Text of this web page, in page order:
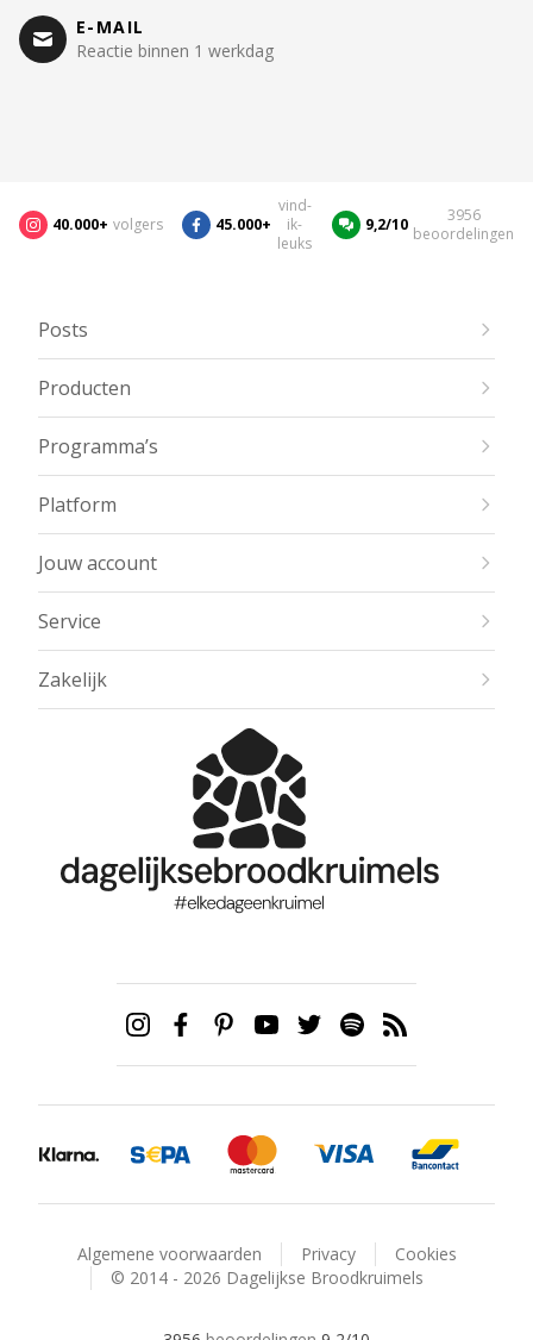
E-MAIL
Reactie binnen 1 werkdag
40.000+ volgers 45.000+
vind-
ik-
leuks
9,2/10
3956
beoordelingen
Posts
Producten
Programma’s
Platform
Jouw account
Service
Zakelijk
Algemene voorwaarden Privacy
Cookies
© 2014 - 2026 Dagelijkse Broodkruimels